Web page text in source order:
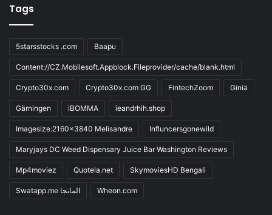
Tags
5starsstocks .com Baapu
Content://CZ.Mobilesoft.Appblock.Fileprovider/cache/blank.html
Crypto30x.com Crypto30x.com GG FintechZoom Giniä
Gärningen iBOMMA ieandrhih.shop
Imagesize:2160x3840 Melisandre Influncersgonewild
Maryjays DC Weed Dispensary Juice Bar Washington Reviews
Mp4moviez Quotela.net SkymoviesHD Bengali
Swatapp.me المانجا Wheon.com